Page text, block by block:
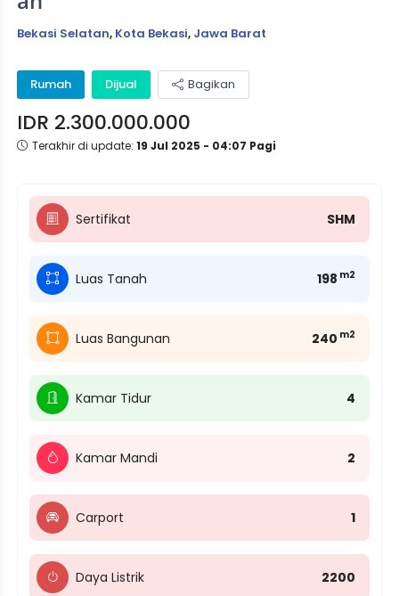
Bekasi Selatan, Kota Bekasi, Jawa Barat
Rumah Dijual Bagikan
IDR 2.300.000.000
Terakhir di update:19 Jul 2025 - 04:07 Pagi
Sertifikat SHM
Luas Tanah 198 m2
Luas Bangunan 240 m2
Kamar Tidur 4
Kamar Mandi 2
Carport 1
Daya Listrik 2200